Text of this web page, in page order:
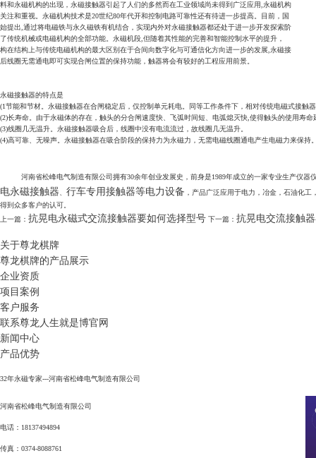
料和永磁机构的出现，永磁接触器引起了人们的多然而在工业领域尚未得到广泛应用,永磁机构
关注和重视。永磁机构技术是20世纪80年代开和控制电路可靠性还有待进一步提高。目前，国
始提出,通过将电磁铁与永久磁铁有机结合，实现内外对永磁接触器都还处于进一步开发探索阶
了传统机械或电磁机构的全部功能。永磁机段,但随着其性能的完善和智能控制水平的提升，
构在结构上与传统电磁机构的最大区别在于合间向数字化与可通信化方向进一步的发展,永磁接
后线圈无需通电即可实现合闸位置的保持功能，触器将会有较好的工程应用前景。
永磁接触器的特点是
(1节能和节材。永磁接触器在合闸稳定后，仅控制单元耗电。同等工作条件下，相对传统电磁式接触
(2)长寿命。由于永磁体的存在，触头的分合闸速度快、飞弧时间短、电弧熄灭快,使得触头的使用寿命
(3)线圈几无温升。永磁接触器吸合后，线圈中没有电流流过，故线圈几无温升。
(4)高可靠、无噪声。永磁接触器在吸合阶段的保持力为永磁力，无需电磁线圈通电产生电磁力来保
河南省松峰电气制造有限公司拥有30余年创业发展史，前身是1989年成立的一家专业生产仪器仪
电永磁接触器 行车专用接触器等电力设备 ，产品广泛应用于电力，冶金，石油化
得到众多客户的认可。
上一篇： 抗晃电永磁式交流接触器要如何选择型号 下一篇： 抗晃电交流接触
关于尊龙棋牌
尊龙棋牌的产品展示
企业资质
项目案例
客户服务
联系尊龙人生就是博官网
新闻中心
产品优势
32年永磁专家---河南省松峰电气制造有限公司
河南省松峰电气制造有限公司
电话：18137494894
传真：0374-8088761